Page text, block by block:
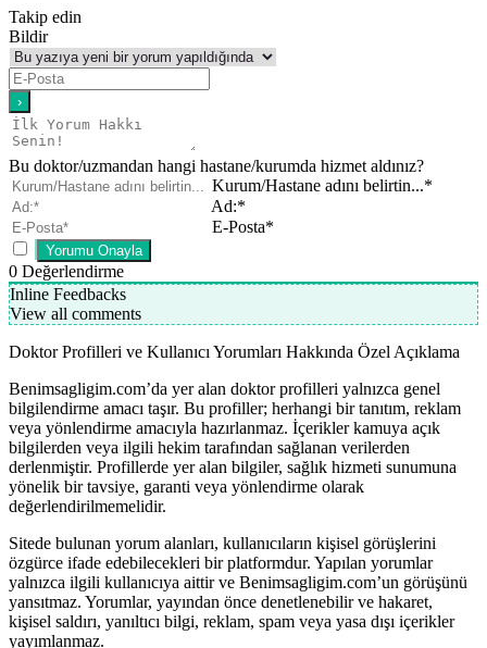
Takip edin
Bildir
Bu doktor/uzmandan hangi hastane/kurumda hizmet aldınız?
Kurum/Hastane adını belirtin...*
Ad:*
E-Posta*
0 Değerlendirme
Inline Feedbacks
View all comments
Doktor Profilleri ve Kullanıcı Yorumları Hakkında Özel Açıklama
Benimsagligim.com’da yer alan doktor profilleri yalnızca genel
bilgilendirme amacı taşır. Bu profiller; herhangi bir tanıtım, reklam
veya yönlendirme amacıyla hazırlanmaz. İçerikler kamuya açık
bilgilerden veya ilgili hekim tarafından sağlanan verilerden
derlenmiştir. Profillerde yer alan bilgiler, sağlık hizmeti sunumuna
yönelik bir tavsiye, garanti veya yönlendirme olarak
değerlendirilmemelidir.
Sitede bulunan yorum alanları, kullanıcıların kişisel görüşlerini
özgürce ifade edebilecekleri bir platformdur. Yapılan yorumlar
yalnızca ilgili kullanıcıya aittir ve Benimsagligim.com’un görüşünü
yansıtmaz. Yorumlar, yayından önce denetlenebilir ve hakaret,
kişisel saldırı, yanıltıcı bilgi, reklam, spam veya yasa dışı içerikler
yayımlanmaz.